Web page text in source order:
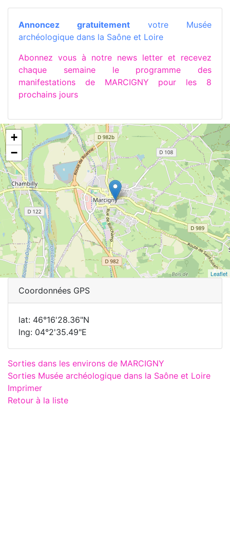
Annoncez gratuitement votre Musée
archéologique dans la Saône et Loire
Abonnez vous à notre news letter et recevez
chaque semaine le programme des
manifestations de MARCIGNY pour les 8
prochains jours
+
−
Leaflet
Coordonnées GPS
lat: 46°16'28.36"N
lng: 04°2'35.49"E
Sorties dans les environs de MARCIGNY
Sorties Musée archéologique dans la Saône et Loire
Imprimer
Retour à la liste